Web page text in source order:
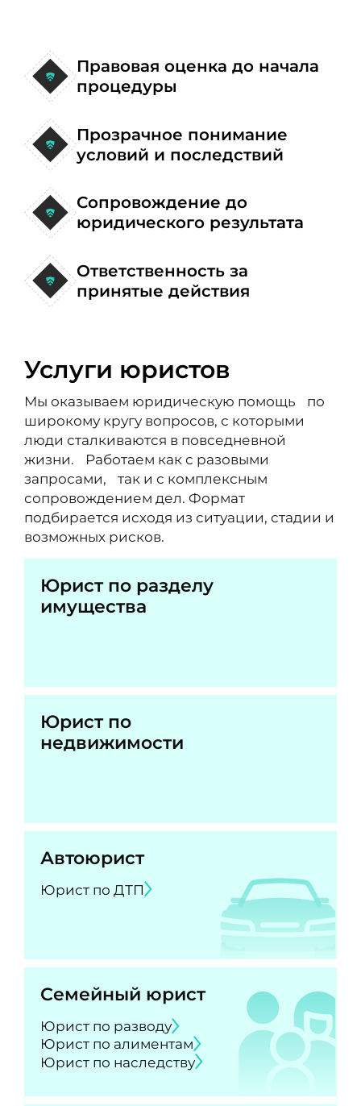
Правовая оценка до начала
процедуры
Прозрачное понимание
условий и последствий
Сопровождение до
юридического результата
Ответственность за
принятые действия
Услуги юристов
Мы оказываем юридическую помощь по
широкому кругу вопросов, с которыми
люди сталкиваются в повседневной
жизни. Работаем как с разовыми
запросами, так и с комплексным
сопровождением дел. Формат
подбирается исходя из ситуации, стадии и
возможных рисков.
Юрист по разделу
имущества
Юрист по
недвижимости
Автоюрист
Юрист по ДТП
Семейный юрист
Юрист по разводу
Юрист по алиментам
Юрист по наследству